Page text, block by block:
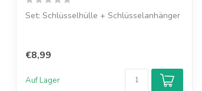
Set: Schlüsselhülle + Schlüsselanhänger
€8,99
Auf Lager